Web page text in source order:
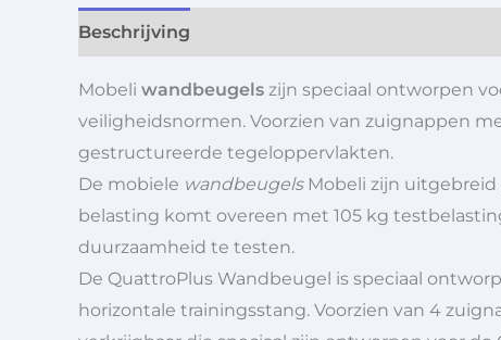
Beschrijving
Mobeli wandbeugels zijn speciaal ontworpen
veiligheidsnormen. Voorzien van zuignappen
gestructureerde tegeloppervlakten.
De mobiele wandbeugelsMobeli zijn uitgebreid
belasting komt overeen met 105 kg
duurzaamheid te testen.
De QuattroPlus Wandbeugel is speciaal
horizontale trainingsstang. Voorzien van 4